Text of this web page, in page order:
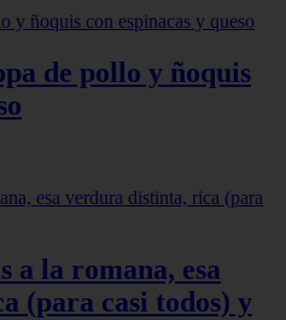
de pollo y ñoquis
a la romana, esa
(para casi todos) y